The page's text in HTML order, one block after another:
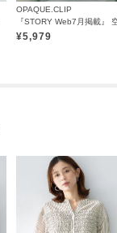
OPAQUE.CLIP
¥5,979